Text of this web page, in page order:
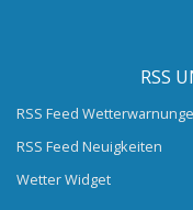
RSS
RSS Feed
RSS Feed Neuigkeiten
Wetter Widget